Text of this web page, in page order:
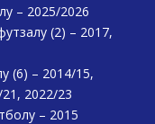
– 2025/2026
(2) – 2017,
(6) – 2014/15,
2022/23
– 2015